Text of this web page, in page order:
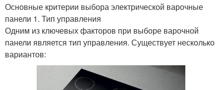
Основные критерии выбора электрической варочные
панели 1. Тип управления
Одним из ключевых факторов при выборе варочной
панели является тип управления. Существует несколько
вариантов: